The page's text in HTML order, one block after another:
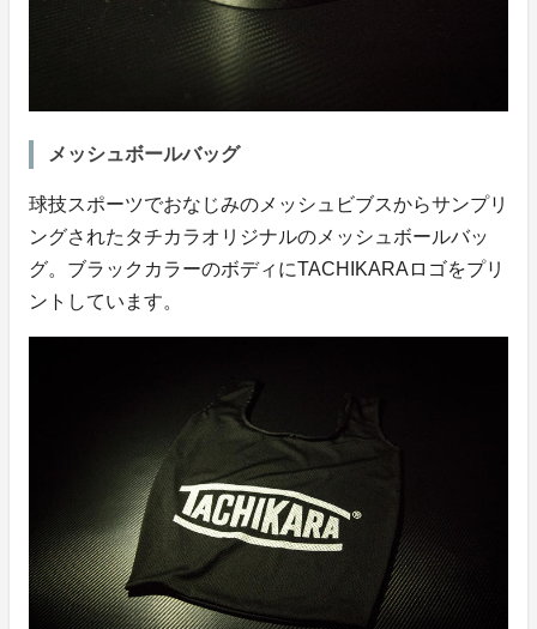
メッシュボールバッグ
球技スポーツでおなじみのメッシュビブスからサンプリ
ングされたタチカラオリジナルのメッシュボールバッ
グ。ブラックカラーのボディにTACHIKARAロゴをプリ
ントしています。